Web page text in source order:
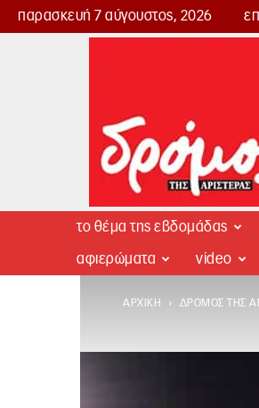
παρασκευή 7 αύγουστος, 2026
Δρόμος
το θέμα της εβδομάδας
αφιερώματα video
ΑΡΧΙΚΉ ΔΡΌΜΟΣ ΤΗΣ